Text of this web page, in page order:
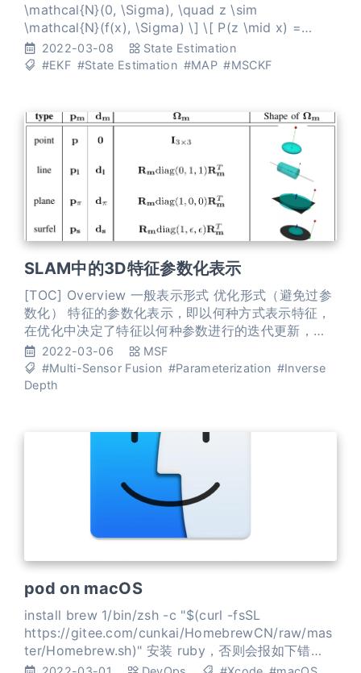
\mathcal{N}(0, \Sigma), \quad z \sim
\mathcal{N}(f(x), \Sigma) \] \[ P(z \mid x) =
\mathcal{N}(z; f(x), \Sigma) = \eta \exp \left(-
\frac{1}{2}(z-f(x))^{T
2022-03-08
State Estimation
#EKF #State Estimation #MAP #MSCKF
SLAM中的3D特征参数化表示
[TOC] Overview 一般表示形式 优化形式（避免过参
数化） 特征的参数化表示，即以何种方式表示特征，
在优化中决定了特征以何种参数进行的迭代更新，或
者 在EKF中决定了以何种参数构建高斯模型。不论在
优化还是EKF中，我们关心的都是特征在图像上的投
影与特征参数之间的关系（Jacobian）。 过参数化
2022-03-06
MSF
#Multi-Sensor Fusion #Parameterization #Inverse
Depth
pod on macOS
install brew 1/bin/zsh -c "$(curl -fsSL
https://gitee.com/cunkai/HomebrewCN/raw/mas
ter/Homebrew.sh)" 安装 ruby，否则会报如下错
误： ERROR: macbook gem install, You have to